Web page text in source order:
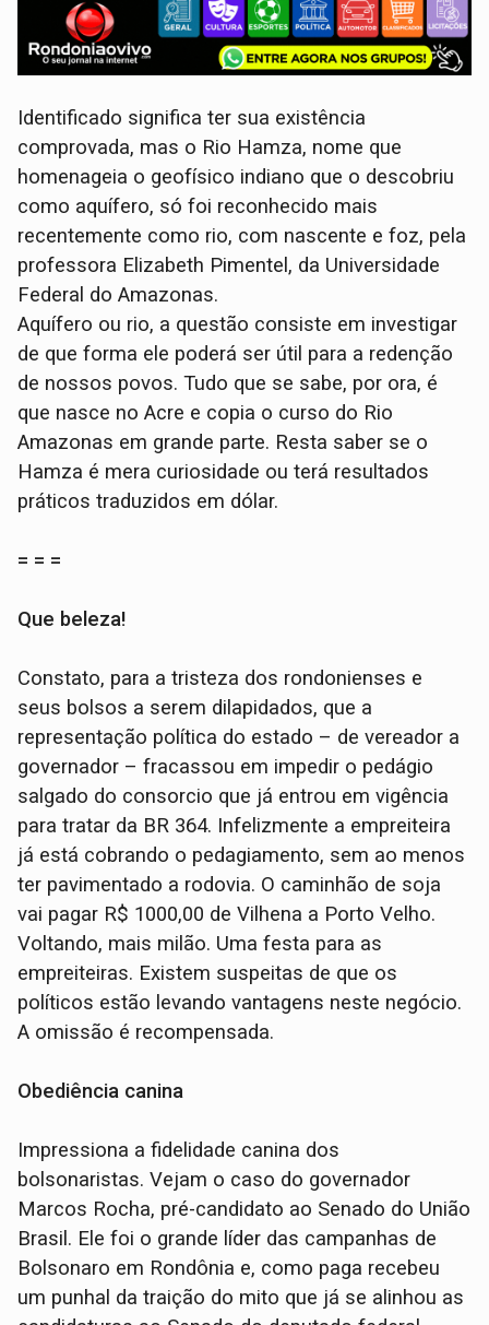
Identificado significa ter sua existência
comprovada, mas o Rio Hamza, nome que
homenageia o geofísico indiano que o descobriu
como aquífero, só foi reconhecido mais
recentemente como rio, com nascente e foz, pela
professora Elizabeth Pimentel, da Universidade
Federal do Amazonas.
Aquífero ou rio, a questão consiste em investigar
de que forma ele poderá ser útil para a redenção
de nossos povos. Tudo que se sabe, por ora, é
que nasce no Acre e copia o curso do Rio
Amazonas em grande parte. Resta saber se o
Hamza é mera curiosidade ou terá resultados
práticos traduzidos em dólar.
= = =
Que beleza!
Constato, para a tristeza dos rondonienses e
seus bolsos a serem dilapidados, que a
representação política do estado – de vereador a
governador – fracassou em impedir o pedágio
salgado do consorcio que já entrou em vigência
para tratar da BR 364. Infelizmente a empreiteira
já está cobrando o pedagiamento, sem ao menos
ter pavimentado a rodovia. O caminhão de soja
vai pagar R$ 1000,00 de Vilhena a Porto Velho.
Voltando, mais milão. Uma festa para as
empreiteiras. Existem suspeitas de que os
políticos estão levando vantagens neste negócio.
A omissão é recompensada.
Obediência canina
Impressiona a fidelidade canina dos
bolsonaristas. Vejam o caso do governador
Marcos Rocha, pré-candidato ao Senado do União
Brasil. Ele foi o grande líder das campanhas de
Bolsonaro em Rondônia e, como paga recebeu
um punhal da traição do mito que já se alinhou as